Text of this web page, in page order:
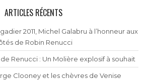
ARTICLES RÉCENTS
2011, Michel Galabru à l’honneur aux
de Robin Renucci
Renucci : Un Molière explosif à souhait
Clooney et les chèvres de Venise